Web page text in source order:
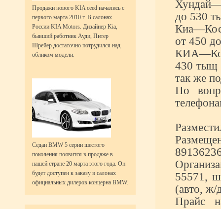
Продажи нового KIA ceed начались с
первого марта 2010 г. В салонах
России KIA Motors. Дизайнер Kia,
бывший работник Ауди, Питер
Шрейер достаточно потрудился над
обликом модели.
Седан BMW 5 серии шестого
поколения появится в продаже в
нашей стране 20 марта этого года. Он
будет доступен к заказу в салонах
официальных дилеров концерна BMW.
до 530
от 450
430 тыщ
так же
По
55571,
(авто, ж/
Прайс